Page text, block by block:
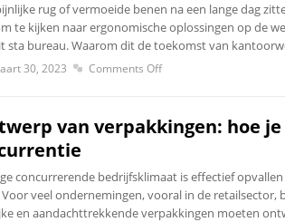
rug of vermoeide benen na een lange dag
te kijken naar ergonomische oplossingen op de
sta bureau. Waarom dit de toekomst van
30, 2023 Comments Off
van verpakkingen: hoe
concurrerende bedrijfsklimaat is effectief
Voor veel ondernemingen, vooral in de retailsector,
en aandachttrekkende verpakkingen moeten